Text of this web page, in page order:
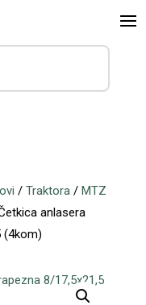
/ Traktora/ MTZ
anlasera
(4kom)